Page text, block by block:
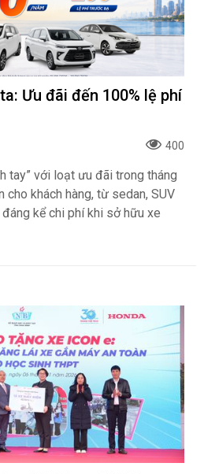
Ưu đãi đến 100% lệ phí
400
tay” với loạt ưu đãi trong tháng
cho khách hàng, từ sedan, SUV
kể chi phí khi sở hữu xe